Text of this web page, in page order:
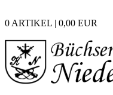
0 ARTIKEL | 0,00 EUR